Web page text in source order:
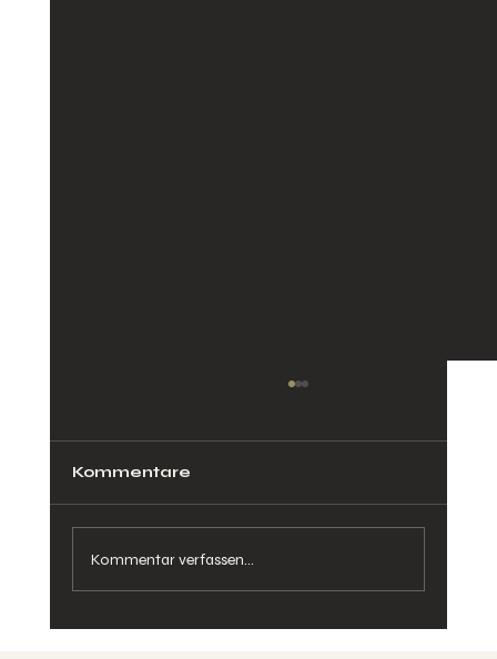
Kommentare
Kommentar verfassen...